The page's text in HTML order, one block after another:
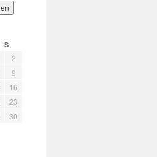
S
2
9
16
23
30